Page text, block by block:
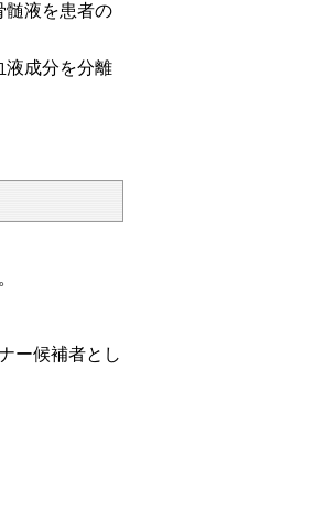
髄液を患者の
液成分を分離
ー候補者とし